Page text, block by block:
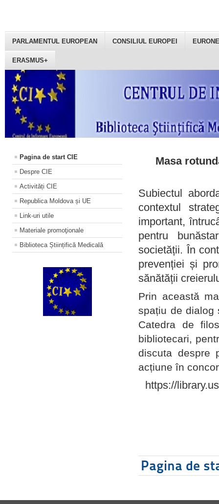
PARLAMENTUL EUROPEAN CONSILIUL EUROPEI
ERASMUS+
Pagina de start CIE
Despre CIE
Activități CIE
Republica Moldova și UE
Link-uri utile
Materiale promoţionale
Biblioteca Științifică Medicală
Masa
Subiectul
contextul
important,
pentru
societății. În
prevenției și
sănătății
Prin această
spațiu de dialog
Catedra de
bibliotecari,
discuta despre
acțiune în
https://
Pagina de